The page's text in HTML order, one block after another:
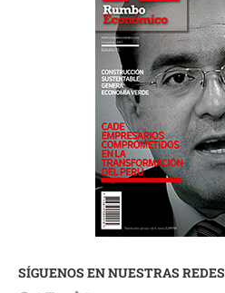
SÍGUENOS EN NUESTRAS